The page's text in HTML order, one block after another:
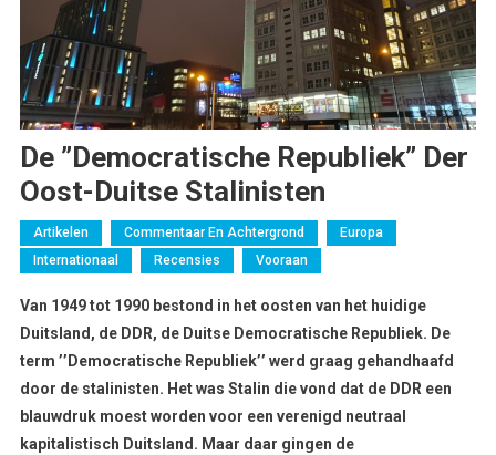
De ”Democratische Republiek” Der
Oost-Duitse Stalinisten
Artikelen Commentaar En Achtergrond
Europa
Internationaal
Recensies Vooraan
Van 1949 tot 1990 bestond in het oosten van het huidige
Duitsland, de DDR, de Duitse Democratische Republiek. De
term ’’Democratische Republiek’’ werd graag gehandhaafd
door de stalinisten. Het was Stalin die vond dat de DDR een
blauwdruk moest worden voor een verenigd neutraal
kapitalistisch Duitsland. Maar daar gingen de